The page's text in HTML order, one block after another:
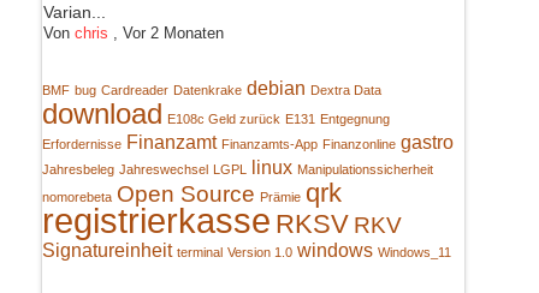
Varian...
Von chris Vor 2 Monaten
BMF bug Cardreader Datenkrake debian Dextra Data
download E108c Geld zurück E131 Entgegnung
Erfordernisse Finanzamt Finanzamts-App Finanzonline gastro
Jahresbeleg Jahreswechsel LGPL linux Manipulationssicherheit
nomorebeta Open Source Prämie qrk
registrierkasse RKSV RKV
Signatureinheit terminal Version 1.0 windows Windows_11